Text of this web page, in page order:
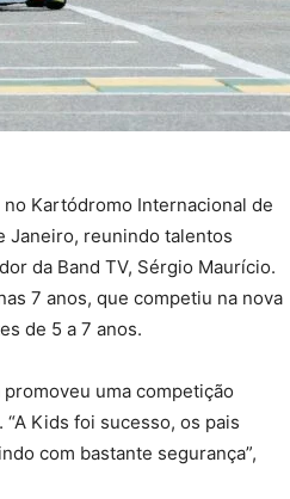
Kartódromo Internacional de
Janeiro, reunindo talentos
da Band TV, Sérgio Maurício.
7 anos, que competiu na nova
de 5 a 7 anos.
uma competição
Kids foi sucesso, os pais
com bastante segurança”,